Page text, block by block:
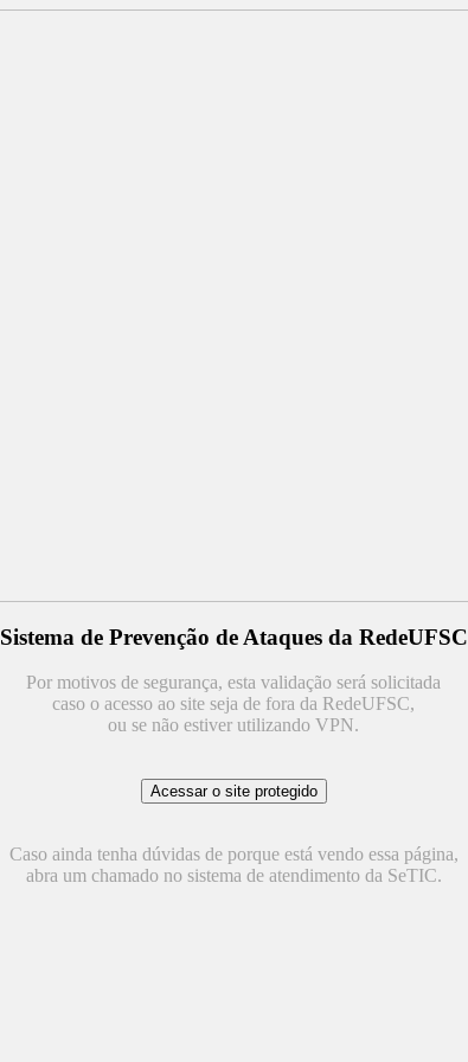
Sistema de Prevenção de Ataques da RedeUFSC
Por motivos de segurança, esta validação será solicitada
caso o acesso ao site seja de fora da RedeUFSC,
ou se não estiver utilizando VPN.
Caso ainda tenha dúvidas de porque está vendo essa página,
abra um chamado no sistema de atendimento da SeTIC.